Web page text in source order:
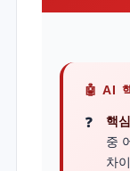
🤖 AI
핵
중
차